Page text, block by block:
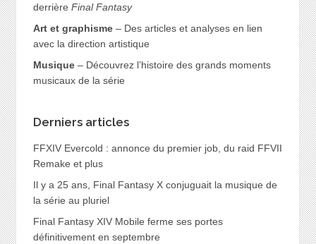
derrière Final Fantasy
Art et graphisme– Des articles et analyses en lien
avec la direction artistique
Musique– Découvrez l’histoire des grands moments
musicaux de la série
Derniers articles
FFXIV Evercold : annonce du premier job, du raid FFVII
Remake et plus
Il y a 25 ans, Final Fantasy X conjuguait la musique de
la série au pluriel
Final Fantasy XIV Mobile ferme ses portes
définitivement en septembre